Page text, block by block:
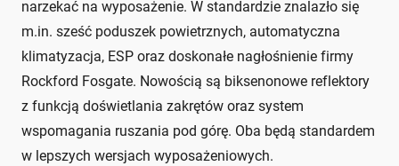
narzekać na wyposażenie. W standardzie znalazło się
m.in. sześć poduszek powietrznych, automatyczna
klimatyzacja, ESP oraz doskonałe nagłośnienie firmy
Rockford Fosgate. Nowością są biksenonowe reflektory
z funkcją doświetlania zakrętów oraz system
wspomagania ruszania pod górę. Oba będą standardem
w lepszych wersjach wyposażeniowych.